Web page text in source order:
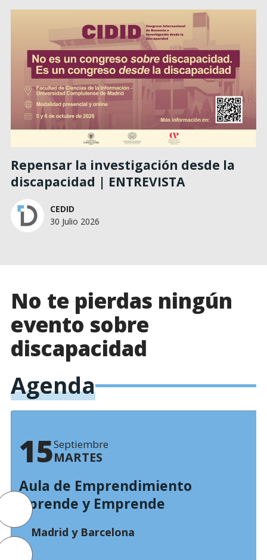
Repensar la investigación desde la
discapacidad | ENTREVISTA
CEDID
30 Julio 2026
No te pierdas ningún
evento sobre
discapacidad
Agenda
Aula de Emprendimiento
Aprende y Emprende
15Septiembre
MARTES
Madrid y Barcelona